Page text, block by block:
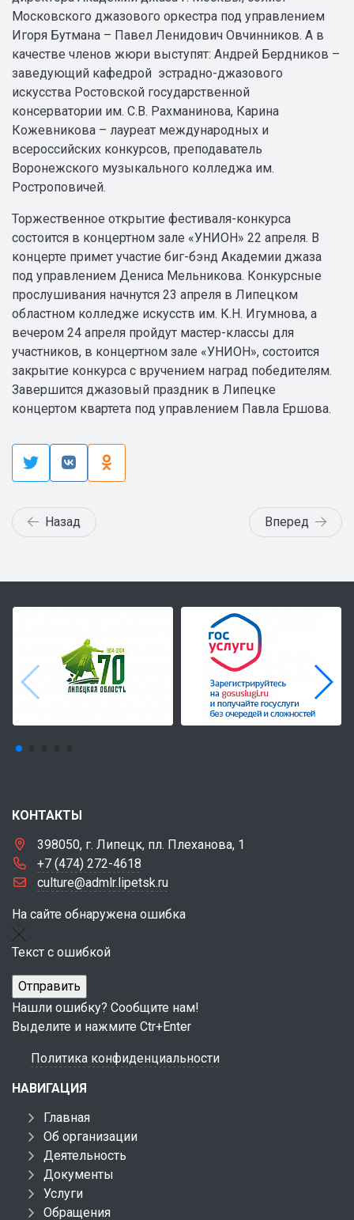
Московского джазового оркестра под управлением
Игоря Бутмана – Павел Ленидович Овчинников. А в
качестве членов жюри выступят: Андрей Бердников –
заведующий кафедрой эстрадно-джазового
искусства Ростовской государственной
консерватории им. С.В. Рахманинова, Карина
Кожевникова – лауреат международных и
всероссийских конкурсов, преподаватель
Воронежского музыкального колледжа им.
Ростроповичей.
Торжественное открытие фестиваля-конкурса
состоится в концертном зале «УНИОН» 22 апреля. В
концерте примет участие биг-бэнд Академии джаза
под управлением Дениса Мельникова. Конкурсные
прослушивания начнутся 23 апреля в Липецком
областном колледже искусств им. К.Н. Игумнова, а
вечером 24 апреля пройдут мастер-классы для
участников, в концертном зале «УНИОН», состоится
закрытие конкурса с вручением наград победителям.
Завершится джазовый праздник в Липецке
концертом квартета под управлением Павла Ершова.
Назад Вперед
КОНТАКТЫ
398050, г. Липецк, пл. Плеханова, 1
+7 (474) 272-4618
culture@admlr.lipetsk.ru
На сайте обнаружена ошибка
Текст с ошибкой
Нашли ошибку? Сообщите нам!
Выделите и нажмите Ctr+Enter
Политика конфиденциальности
НАВИГАЦИЯ
Главная
Об организации
Деятельность
Документы
Услуги
Обращения